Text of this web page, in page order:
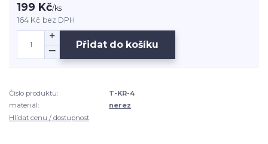
199 Kč/ks
164 Kč bez DPH
Přidat do košíku
Číslo produktu:
T-KR-4
materiál:
nerez
Hlídat cenu / dostupnost